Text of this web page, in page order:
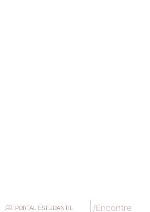
PORTAL ESTUDANTIL